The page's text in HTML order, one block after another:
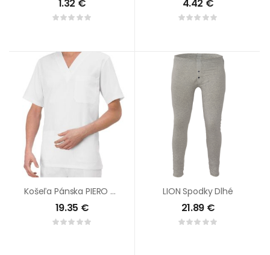
1.32 € 4.42 €
Košeľa Pánska PIERO Biela
19.35 €
LION Spodky Dlhé
21.89 €